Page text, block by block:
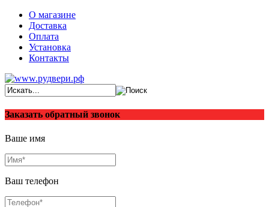
О магазине
Доставка
Оплата
Установка
Контакты
Заказать обратный звонок
Ваше имя
Ваш телефон